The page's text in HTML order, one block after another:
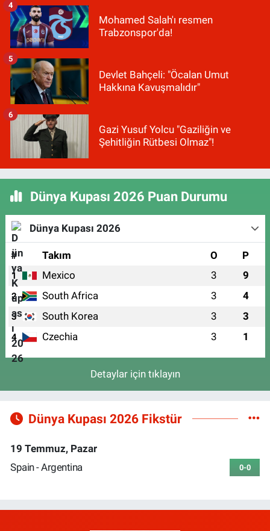
Mohamed Salah'ı resmen
Trabzonspor'da!
4
Devlet Bahçeli: "Öcalan Umut
Hakkına Kavuşmalıdır"
5
Gazi Yusuf Yolcu "Gaziliğin ve
Şehitliğin Rütbesi Olmaz"!
6
Dünya Kupası 2026 Puan Durumu
Dünya Kupası 2026
# Takım O P
1 Mexico 3 9
2 South Africa 3 4
3 South Korea 3 3
4 Czechia 3 1
Detaylar için tıklayın
Dünya Kupası 2026 Fikstür
19 Temmuz, Pazar
Spain - Argentina
0-0